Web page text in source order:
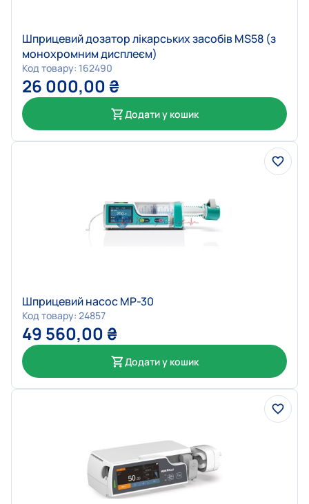
Шприцевий дозатор лікарських засобів MS58 (з
монохромним дисплеєм)
Код товару: 162490
26 000,00 ₴
Додати у кошик
Шприцевий насос MP-30
Код товару: 24857
49 560,00 ₴
Додати у кошик